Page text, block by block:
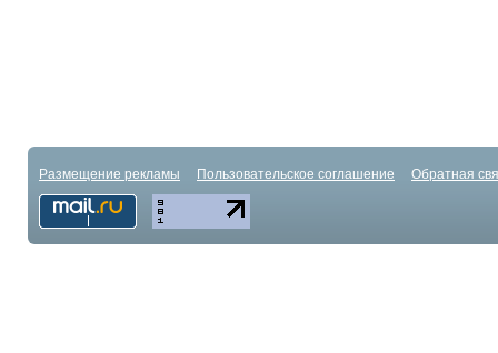
Размещение рекламы Пользовательское соглашение Обратная